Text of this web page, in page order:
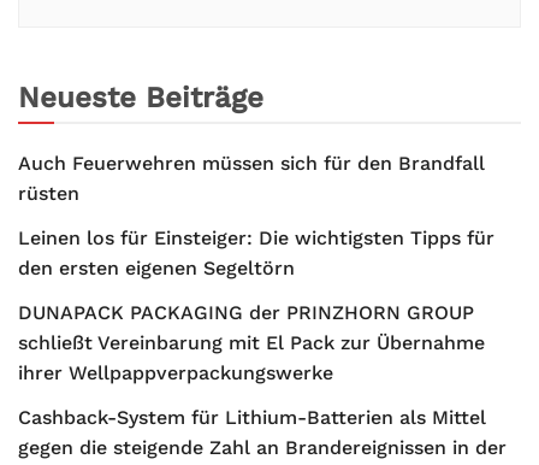
Neueste Beiträge
Auch Feuerwehren müssen sich für den Brandfall
rüsten
Leinen los für Einsteiger: Die wichtigsten Tipps für
den ersten eigenen Segeltörn
DUNAPACK PACKAGING der PRINZHORN GROUP
schließt Vereinbarung mit El Pack zur Übernahme
ihrer Wellpappverpackungswerke
Cashback-System für Lithium-Batterien als Mittel
gegen die steigende Zahl an Brandereignissen in der